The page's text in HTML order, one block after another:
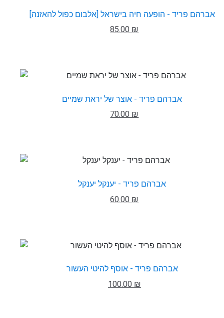
אברהם פריד - הופעה חיה בישראל [אלבום כפול להאזנה]
85.00 ₪
אברהם פריד - אוצר של יראת שמיים
70.00 ₪
אברהם פריד - יענקל יענקל
60.00 ₪
אברהם פריד - אוסף להיטי העשור
100.00 ₪